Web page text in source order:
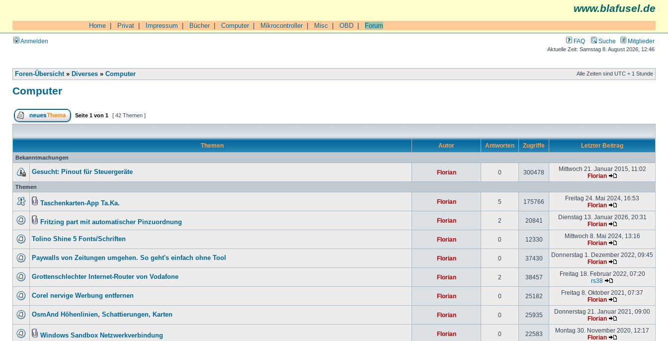
www.blafusel.de
Home Privat Impressum Bücher| Computer| Mikrocontroller| Misc OBD Forum
Anmelden FAQ Suche Mitglieder
Aktuelle Zeit: Samstag 8. August 2026, 12:46
Foren-Übersicht» Diverses » Computer Alle Zeiten sind UTC + 1 Stunde
Computer
Seite 1 von 1 [ 42 Themen ]
Themen Autor Antworten Zugriffe Letzter Beitrag
Bekanntmachungen
Gesucht: Pinout für Steuergeräte Florian 0 300478
Mittwoch 21. Januar 2015, 11:02
Florian
Themen
Taschenkarten-App Ta.Ka. Florian 5 175766
Freitag 24. Mai 2024, 16:53
Florian
Fritzing part mit automatischer Pinzuordnung Florian 2 20841
Dienstag 13. Januar 2026, 20:31
Florian
Tolino Shine 5 Fonts/Schriften Florian 0 12330
Mittwoch 8. Mai 2024, 13:16
Florian
Paywalls von Zeitungen umgehen. So geht's einfach ohne Tool Florian 0 37430
Donnerstag 1. Dezember 2022, 09:45
Florian
Grottenschlechter Internet-Router von Vodafone Florian 2 38457
Freitag 18. Februar 2022, 07:20
rs38
Corel nervige Werbung entfernen Florian 0 25182
Freitag 8. Oktober 2021, 07:37
Florian
OsmAnd Höhenlinien, Schattierungen, Karten Florian 0 25935
Donnerstag 21. Januar 2021, 09:00
Florian
Windows Sandbox Netzwerkverbindung Florian 0 22583
Montag 30. November 2020, 12:17
Florian